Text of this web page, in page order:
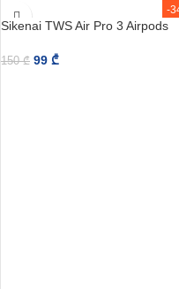
-
Sikenai TWS Air Pro 3 Airpods
150₾ 99 ₾